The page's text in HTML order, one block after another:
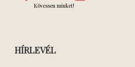
Kövessen minket!
HÍRLEVÉL